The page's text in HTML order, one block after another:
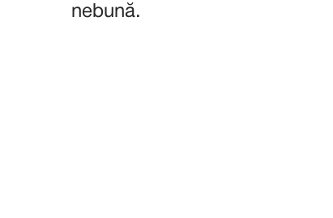
nebună.